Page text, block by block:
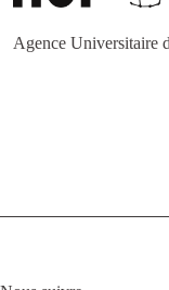
Agence Universitaire